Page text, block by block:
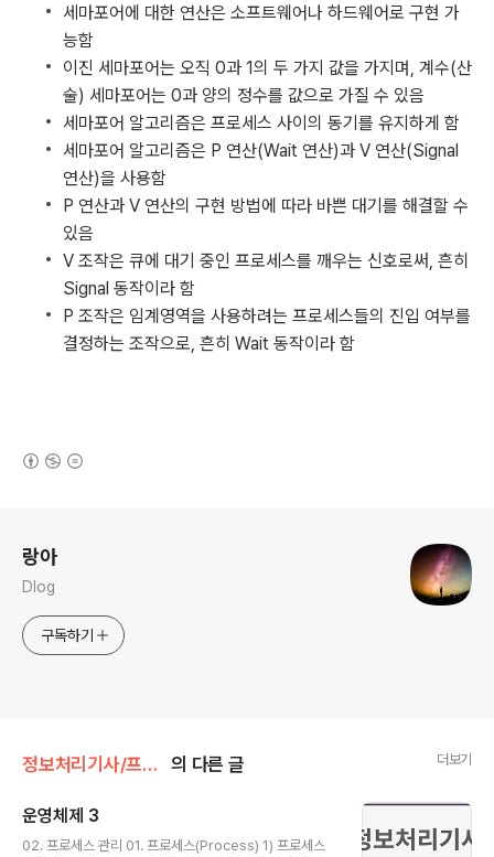
세마포어에 대한 연산은 소프트웨어나 하드웨어로 구현 가
능함
이진 세마포어는 오직 0과 1의 두 가지 값을 가지며, 계수(산
술) 세마포어는 0과 양의 정수를 값으로 가질 수 있음
세마포어 알고리즘은 프로세스 사이의 동기를 유지하게 함
세마포어 알고리즘은 P 연산(Wait 연산)과 V 연산(Signal
연산)을 사용함
P 연산과 V 연산의 구현 방법에 따라 바쁜 대기를 해결할 수
있음
V 조작은 큐에 대기 중인 프로세스를 깨우는 신호로써, 흔히
Signal 동작이라 함
P 조작은 임계영역을 사용하려는 프로세스들의 진입 여부를
결정하는 조작으로, 흔히 Wait 동작이라 함
랑아
Dlog
구독하기
정보처리기사/프로그래밍 언어 활용 의 다른 글 더보기
운영체제 3
02. 프로세스 관리 01. 프로세스(Process) 1) 프로세스